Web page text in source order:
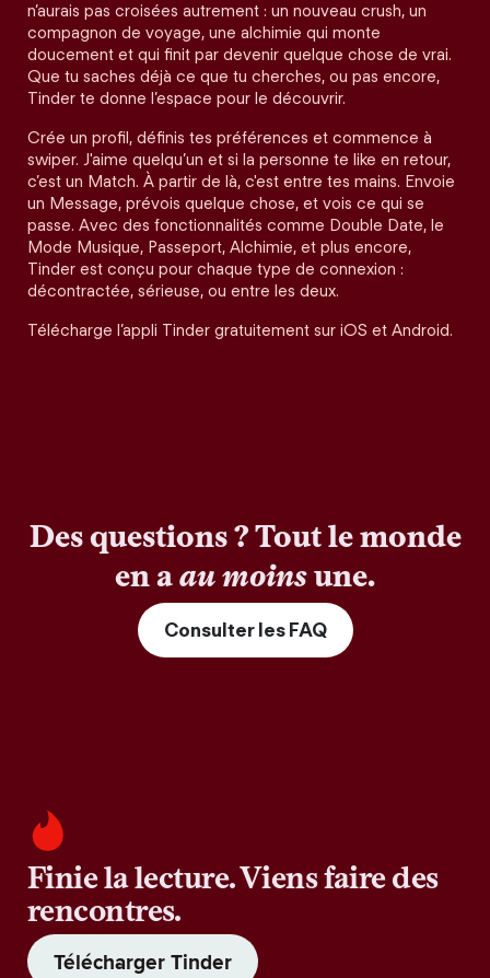
n’aurais pas croisées autrement : un nouveau crush, un
compagnon de voyage, une alchimie qui monte
doucement et qui finit par devenir quelque chose de vrai.
Que tu saches déjà ce que tu cherches, ou pas encore,
Tinder te donne l’espace pour le découvrir.
Crée un profil, définis tes préférences et commence à
swiper. J'aime quelqu’un et si la personne te like en retour,
c’est un Match. À partir de là, c'est entre tes mains. Envoie
un Message, prévois quelque chose, et vois ce qui se
passe. Avec des fonctionnalités comme Double Date, le
Mode Musique, Passeport, Alchimie, et plus encore,
Tinder est conçu pour chaque type de connexion :
décontractée, sérieuse, ou entre les deux.
Télécharge l’appli Tinder gratuitement sur iOS et Android.
Des questions ? Tout le monde
en aau moinsune.
Consulter les FAQ
Finie la lecture. Viens faire des
rencontres.
Télécharger Tinder